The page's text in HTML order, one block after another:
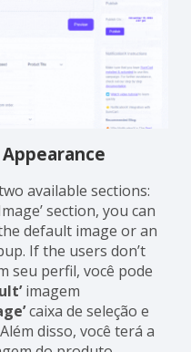
available sections:
section, you can
default image or an
If the users don’t
seu perfil, você pode
imagem
caixa de seleção e
disso, você terá a